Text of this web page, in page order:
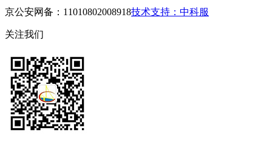
京公安网备：11010802008918技术支持：中科服
关注我们